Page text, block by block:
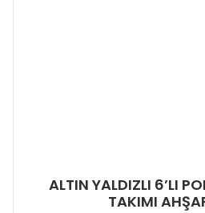
ALTIN YALDIZLI 6’LI
TAKIMI